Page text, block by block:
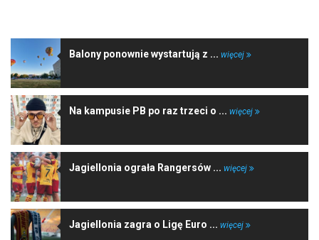
Balony ponownie wystartują z ... więcej
Na kampusie PB po raz trzeci o ... więcej
Jagiellonia ograła Rangersów ... więcej
Jagiellonia zagra o Ligę Euro ... więcej